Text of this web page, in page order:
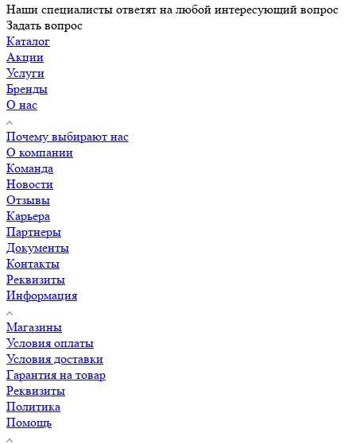
Наши специалисты ответят на любой интересующий вопрос
Задать вопрос
Каталог
Акции
Услуги
Бренды
О нас
Почему выбирают нас
О компании
Команда
Новости
Отзывы
Карьера
Партнеры
Документы
Контакты
Реквизиты
Информация
Магазины
Условия оплаты
Условия доставки
Гарантия на товар
Реквизиты
Политика
Помощь